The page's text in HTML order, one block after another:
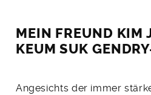
MEIN FREUND KIM
KEUM SUK
Angesichts der immer